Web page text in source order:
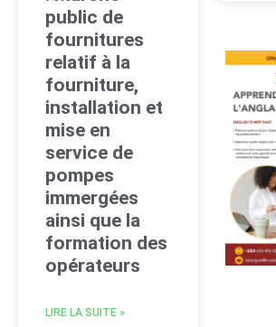
public de
fournitures
relatif à la
fourniture,
installation et
mise en
service de
pompes
immergées
ainsi que la
formation des
opérateurs
LIRE LA SUITE »